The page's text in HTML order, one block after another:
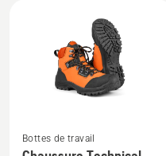
VoirBottes de travail